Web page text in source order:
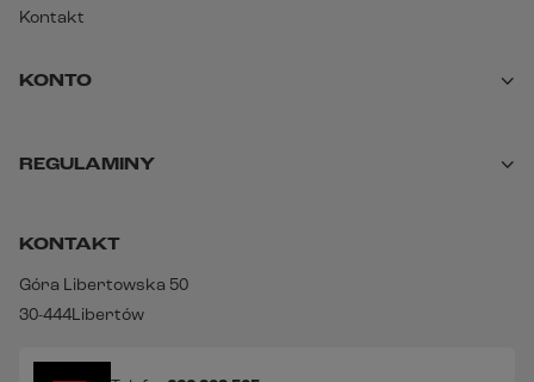
Kontakt
KONTO
REGULAMINY
KONTAKT
Góra Libertowska 50
30-444Libertów